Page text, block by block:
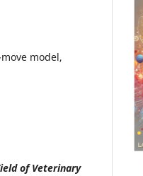
model,
of Veterinary